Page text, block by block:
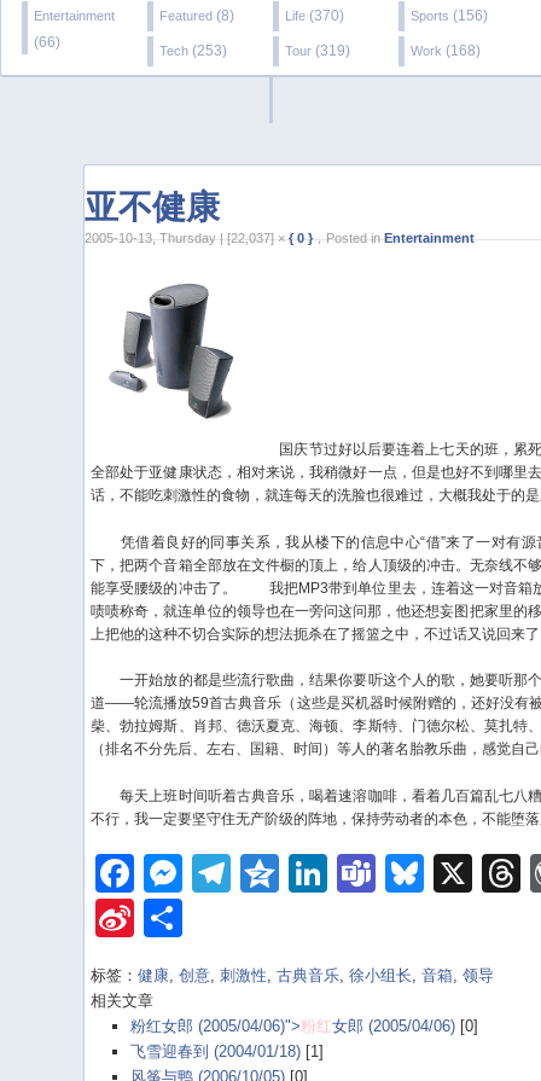
Entertainment
(66)
Featured (8) Life (370) Sports (156)
Tech (253) Tour (319) Work (168)
亚不健康
2005-10-13, Thursday | [22,037] ×{ 0 }，Posted inEntertainment
国庆节过好以后要连着上七天的班，累死
全部处于亚健康状态，相对来说，我稍微好一点，但是也好不到哪里
话，不能吃刺激性的食物，就连每天的洗脸也很难过，大概我处于的
凭借着良好的同事关系，我从楼下的信息中心“借”来了一对有源
下，把两个音箱全部放在文件橱的顶上，给人顶级的冲击。无奈线不
能享受腰级的冲击了。
我把MP3带到单位里去，连着这一对音箱
啧啧称奇，就连单位的领导也在一旁问这问那，他还想妄图把家里的
上把他的这种不切合实际的想法扼杀在了摇篮之中，不过话又说回来
一开始放的都是些流行歌曲，结果你要听这个人的歌，她要听那
道——轮流播放59首古典音乐（这些是买机器时候附赠的，还好没有
柴、勃拉姆斯、肖邦、德沃夏克、海顿、李斯特、门德尔松、莫扎特
（排名不分先后、左右、国籍、时间）等人的著名胎教乐曲，感觉自
每天上班时间听着古典音乐，喝着速溶咖啡，看着几百篇乱七八
不行，我一定要坚守住无产阶级的阵地，保持劳动者的本色，不能堕
Facebook
Messenger
Telegram
Qzone
LinkedIn
TeamsX
Sina
Weibo
标签：健康,创意,刺激性,古典音乐,徐小组长,音箱,领导
相关文章
粉红女郎 (2005/04/06)">粉红女郎 (2005/04/06)[0]
飞雪迎春到 (2004/01/18)[1]
风筝与鸭 (2006/10/05)[0]